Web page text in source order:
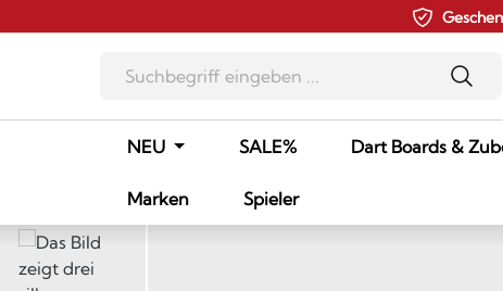
NEU SALE% Dart Boards &
Marken
Spieler
Bildergalerie überspringen